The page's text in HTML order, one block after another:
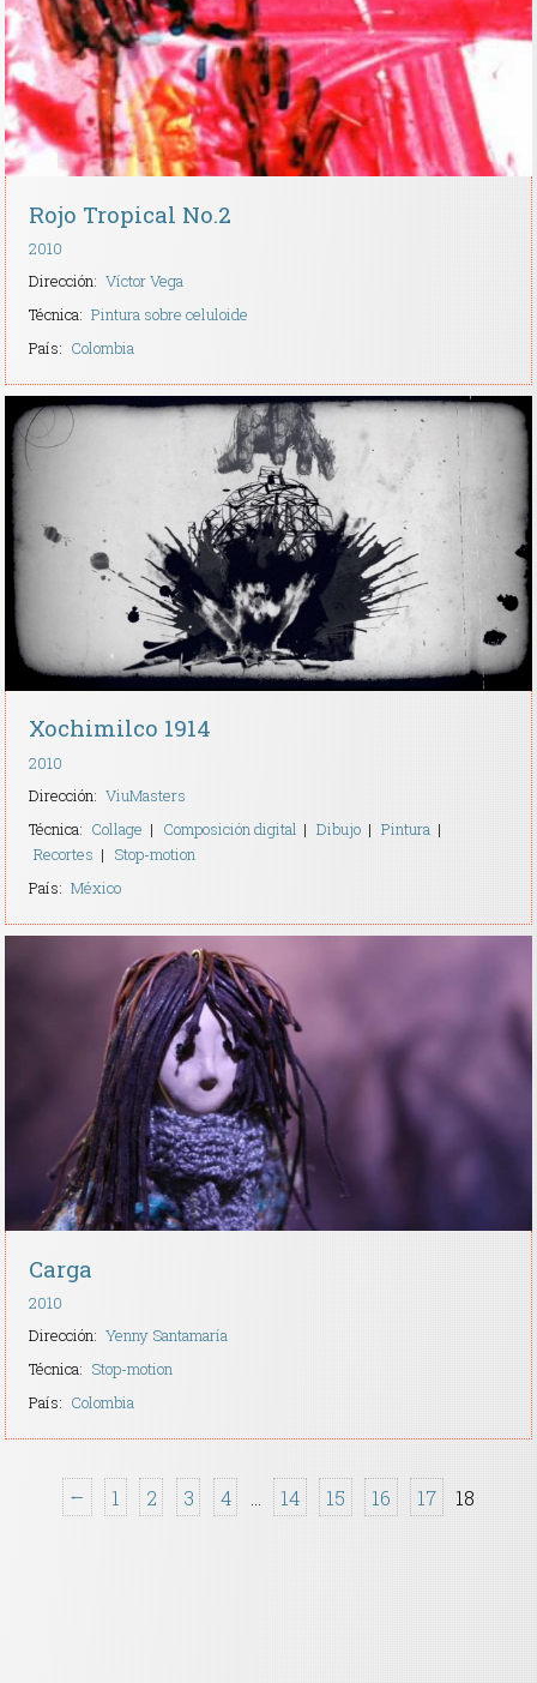
Rojo Tropical No.2
2010
Dirección: Víctor Vega
Técnica: Pintura sobre celuloide
País: Colombia
Xochimilco 1914
2010
Dirección: ViuMasters
Técnica: Collage Composición digital Dibujo
Pintura
Recortes
Stop-motion
País: México
Carga
2010
Dirección: Yenny Santamaría
Técnica: Stop-motion
País: Colombia
← 1 2 3 4 14 15 16 17 18